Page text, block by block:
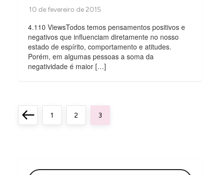
4.110 ViewsTodos temos pensamentos positivos e
negativos que influenciam diretamente no nosso
estado de espírito, comportamento e atitudes.
Porém, em algumas pessoas a soma da
negatividade é maior […]
P
a
PreviousPage
1 Page
2 Page
3